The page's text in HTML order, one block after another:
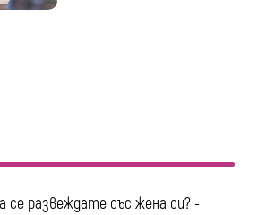
се развеждате със жена си? -